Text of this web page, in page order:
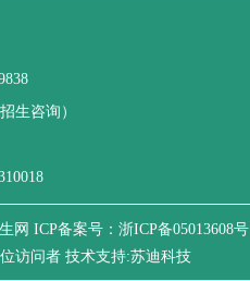
生咨询）
网 ICP备案号：浙ICP备05013608号
位访问者 技术支持:苏迪科技